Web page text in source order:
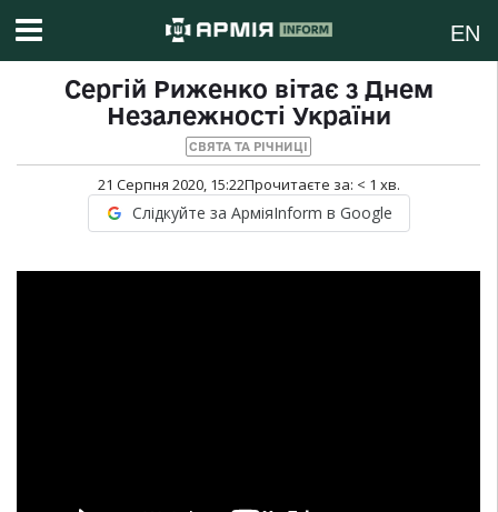
EN
Сергій Риженко вітає з Днем
Незалежності України
СВЯТА ТА РІЧНИЦІ
21 Серпня 2020, 15:22Прочитаєте за: < 1 хв.
Слідкуйте за АрміяInform в Google